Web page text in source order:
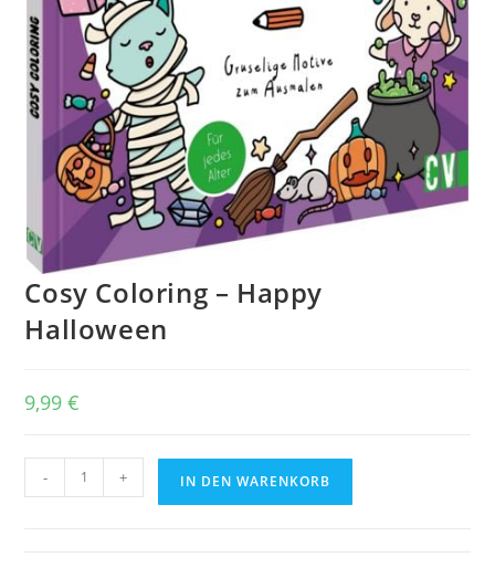
Cosy Coloring – Happy
Halloween
9,99€
Coloring
- + IN DEN WARENKORB